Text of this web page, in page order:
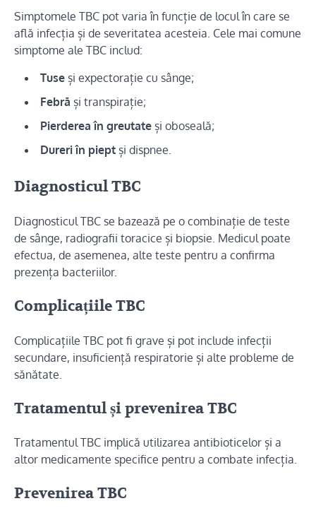
Simptomele TBC pot varia în funcție de locul în care se
află infecția și de severitatea acesteia. Cele mai comune
simptome ale TBC includ:
Tuse și expectorație cu sânge;
Febră și transpirație;
Pierderea în greutate și oboseală;
Dureri în piept și dispnee.
Diagnosticul TBC
Diagnosticul TBC se bazează pe o combinație de teste
de sânge, radiografii toracice și biopsie. Medicul poate
efectua, de asemenea, alte teste pentru a confirma
prezența bacteriilor.
Complicațiile TBC
Complicațiile TBC pot fi grave și pot include infecții
secundare, insuficiență respiratorie și alte probleme de
sănătate.
Tratamentul și prevenirea TBC
Tratamentul TBC implică utilizarea antibioticelor și a
altor medicamente specifice pentru a combate infecția.
Prevenirea TBC